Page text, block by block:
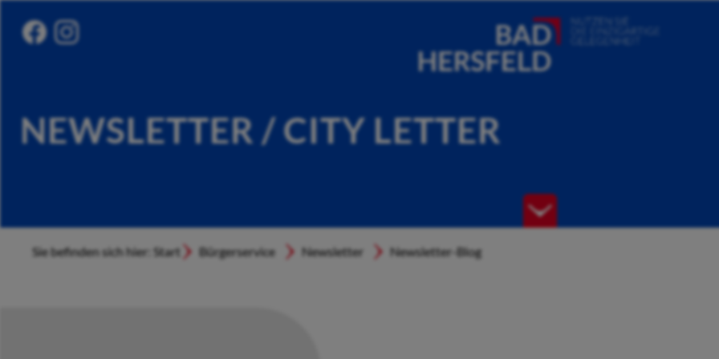
NEWSLETTER / CITY LETTER
Sie befinden sich hier: Start Bürgerservice Newsletter Newsletter-Blog